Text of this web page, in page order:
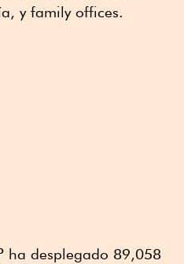
y family offices.
ha desplegado 89,058